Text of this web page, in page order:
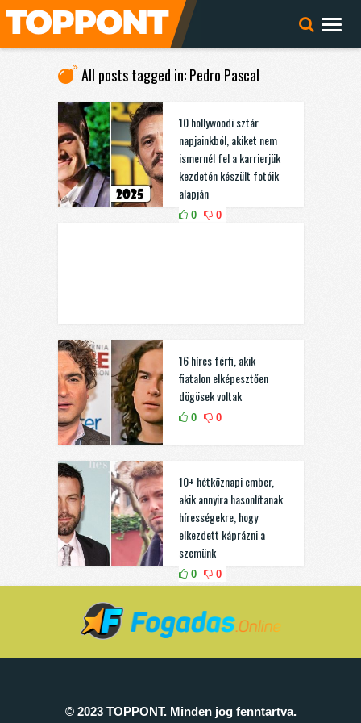
All posts tagged in: Pedro Pascal
10 hollywoodi sztár
napjainkból, akiket nem
ismernél fel a karrierjük
kezdetén készült fotóik
alapján
0 0
16 híres férfi, akik
fiatalon elképesztően
dögösek voltak
0 0
10+ hétköznapi ember,
akik annyira hasonlítanak
hírességekre, hogy
elkezdett káprázni a
szemünk
0 0
© 2023 TOPPONT. Minden jog fenntartva.